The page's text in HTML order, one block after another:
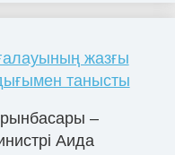
жазғы
танысты
–
Аида